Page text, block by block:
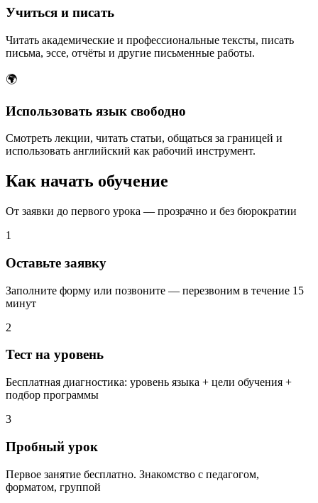
Учиться и писать
Читать академические и профессиональные тексты, писать
письма, эссе, отчёты и другие письменные работы.
🌍
Использовать язык свободно
Смотреть лекции, читать статьи, общаться за границей и
использовать английский как рабочий инструмент.
Как начать обучение
От заявки до первого урока — прозрачно и без бюрократии
1
Оставьте заявку
Заполните форму или позвоните — перезвоним в течение 15
минут
2
Тест на уровень
Бесплатная диагностика: уровень языка + цели обучения +
подбор программы
3
Пробный урок
Первое занятие бесплатно. Знакомство с педагогом,
форматом, группой